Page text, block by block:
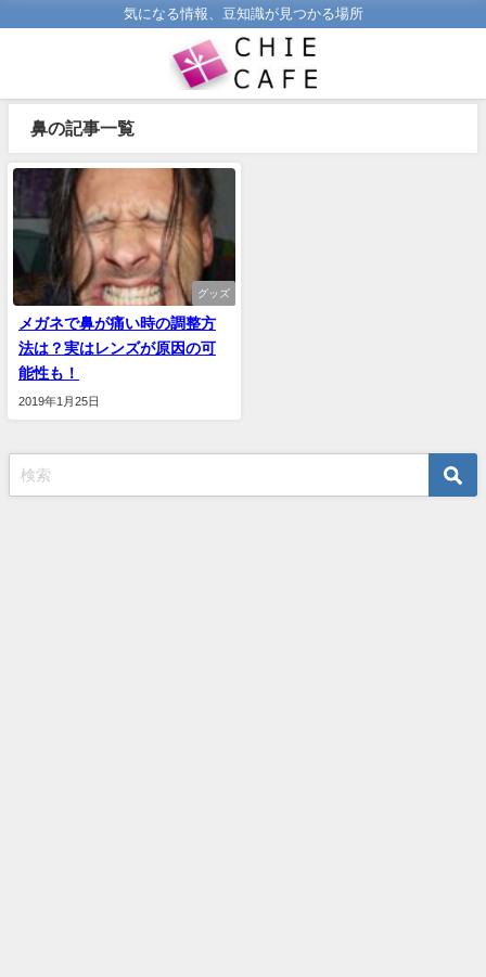
気になる情報、豆知識が見つかる場所
鼻の記事一覧
グッズ
メガネで鼻が痛い時の調整方
法は？実はレンズが原因の可
能性も！
2019年1月25日